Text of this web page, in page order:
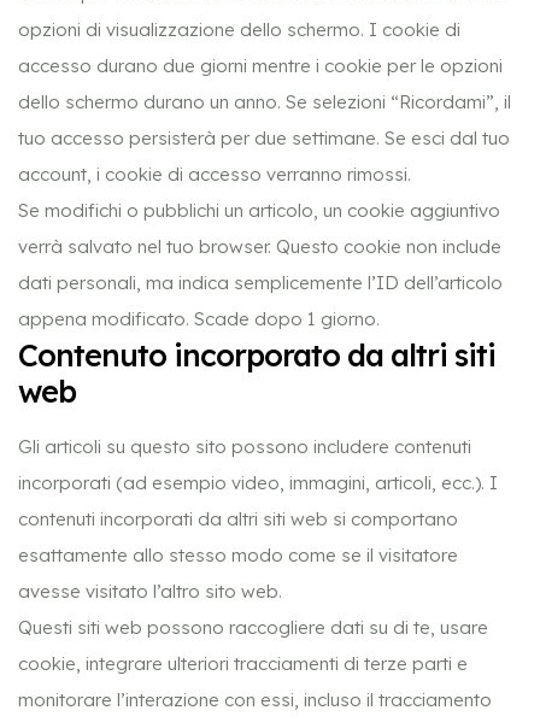
opzioni di visualizzazione dello schermo. I cookie di
accesso durano due giorni mentre i cookie per le opzioni
dello schermo durano un anno. Se selezioni “Ricordami”, il
tuo accesso persisterà per due settimane. Se esci dal tuo
account, i cookie di accesso verranno rimossi.
Se modifichi o pubblichi un articolo, un cookie aggiuntivo
verrà salvato nel tuo browser. Questo cookie non include
dati personali, ma indica semplicemente l’ID dell’articolo
appena modificato. Scade dopo 1 giorno.
Contenuto incorporato da altri siti
web
Gli articoli su questo sito possono includere contenuti
incorporati (ad esempio video, immagini, articoli, ecc.). I
contenuti incorporati da altri siti web si comportano
esattamente allo stesso modo come se il visitatore
avesse visitato l’altro sito web.
Questi siti web possono raccogliere dati su di te, usare
cookie, integrare ulteriori tracciamenti di terze parti e
monitorare l’interazione con essi, incluso il tracciamento